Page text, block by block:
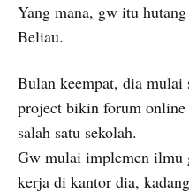
Yang mana, gw itu
Beliau.
Bulan keempat, dia
project bikin forum
salah satu sekolah.
Gw mulai implemen
kerja di kantor dia,